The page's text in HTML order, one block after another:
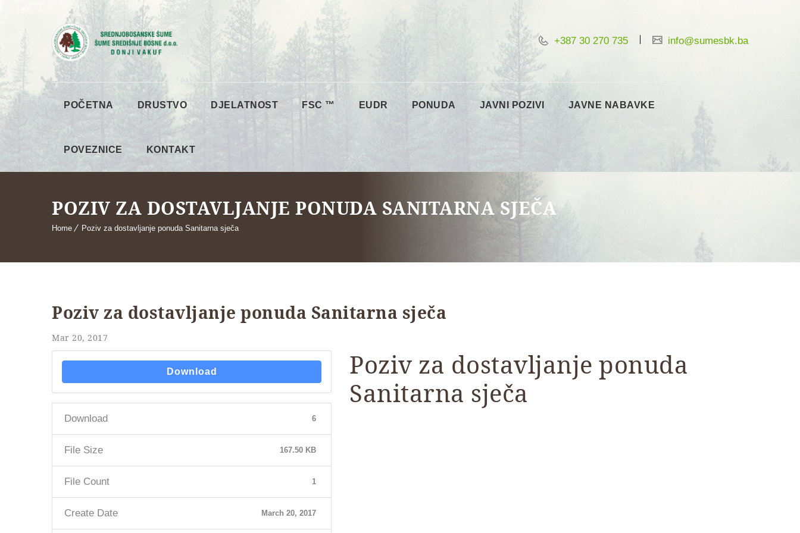
+387 30 270 735 info@sumesbk.ba
POČETNA DRUSTVO DJELATNOST FSC ™ EUDR PONUDA JAVNI POZIVI JAVNE NABAVKE
POVEZNICE KONTAKT
POZIV ZA DOSTAVLJANJE PONUDA SANITARNA SJEČA
Home Poziv za dostavljanje ponuda Sanitarna sječa
Poziv za dostavljanje ponuda Sanitarna sječa
Mar 20, 2017
Download
Download 6
File Size 167.50 KB
File Count 1
Create Date March 20, 2017
Poziv za dostavljanje ponuda
Sanitarna sječa